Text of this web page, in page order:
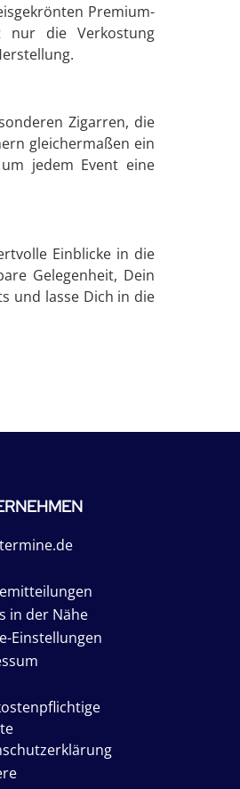
Premium-
nur die Verkostung
Zigarren, die
gleichermaßen ein
jedem Event eine
Einblicke in die
Gelegenheit, Dein
und lasse Dich in die
in der Nähe
Einstellungen